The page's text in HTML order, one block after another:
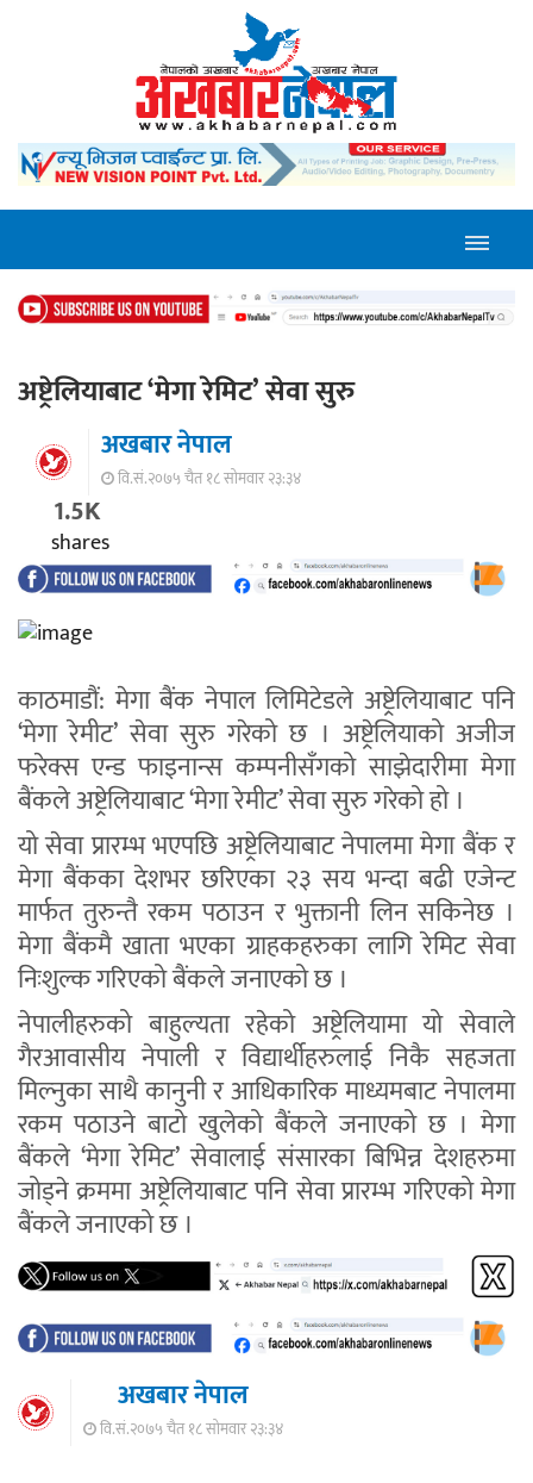
अष्ट्रेलियाबाट ‘मेगा रेमिट’ सेवा सुरु
अखबार नेपाल
वि.सं.२०७५ चैत १८ सोमवार २३:३४
1.5K
shares
काठमाडौं: मेगा बैंक नेपाल लिमिटेडले अष्ट्रेलियाबाट पनि
‘मेगा रेमीट’ सेवा सुरु गरेको छ । अष्ट्रेलियाको अजीज
फरेक्स एन्ड फाइनान्स कम्पनीसँगको साझेदारीमा मेगा
बैंकले अष्ट्रेलियाबाट ‘मेगा रेमीट’ सेवा सुरु गरेको हो ।
यो सेवा प्रारम्भ भएपछि अष्ट्रेलियाबाट नेपालमा मेगा बैंक र
मेगा बैंकका देशभर छरिएका २३ सय भन्दा बढी एजेन्ट
मार्फत तुरुन्तै रकम पठाउन र भुक्तानी लिन सकिनेछ ।
मेगा बैंकमै खाता भएका ग्राहकहरुका लागि रेमिट सेवा
निःशुल्क गरिएको बैंकले जनाएको छ ।
नेपालीहरुको बाहुल्यता रहेको अष्ट्रेलियामा यो सेवाले
गैरआवासीय नेपाली र विद्यार्थीहरुलाई निकै सहजता
मिल्नुका साथै कानुनी र आधिकारिक माध्यमबाट नेपालमा
रकम पठाउने बाटो खुलेको बैंकले जनाएको छ । मेगा
बैंकले ‘मेगा रेमिट’ सेवालाई संसारका बिभिन्न देशहरुमा
जोड्ने क्रममा अष्ट्रेलियाबाट पनि सेवा प्रारम्भ गरिएको मेगा
बैंकले जनाएको छ ।
अखबार नेपाल
वि.सं.२०७५ चैत १८ सोमवार २३:३४